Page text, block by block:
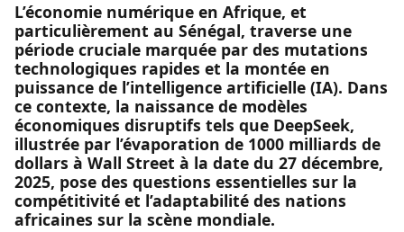
L’économie numérique en Afrique, et
particulièrement au Sénégal, traverse une
période cruciale marquée par des mutations
technologiques rapides et la montée en
puissance de l’intelligence artificielle (IA). Dans
ce contexte, la naissance de modèles
économiques disruptifs tels que DeepSeek,
illustrée par l’évaporation de 1000 milliards de
dollars à Wall Street à la date du 27 décembre,
2025, pose des questions essentielles sur la
compétitivité et l’adaptabilité des nations
africaines sur la scène mondiale.